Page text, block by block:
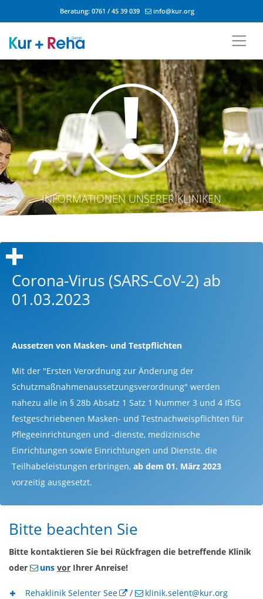
Beratung: 0761 / 45 39 039 info@kur.org
INFORMATIONEN UNSERER KLINIKEN
Corona-Virus (SARS-CoV-2) ab
01.03.2023
Aussetzen von Masken- und Testpflichten
Mit der "Ersten Verordnung zur Änderung der
Schutzmaßnahmenaussetzungsverordnung" werden
nahezu alle in § 28b Absatz 1 Satz 1 Nummer 3 und 4 IfSG
festgeschriebenen Masken- und Testnachweispflichten für
Pflegeeinrichtungen und -dienste, medizinische
Einrichtungen sowie Einrichtungen und Dienste, die
Teilhabeleistungen erbringen, ab dem 01. März 2023
vorzeitig ausgesetzt.
Bitte beachten Sie
Bitte kontaktieren Sie bei Rückfragen die betreffende Klinik
oder
uns vor Ihrer Anreise!
Rehaklinik Selenter See /
klinik.selent@kur.org